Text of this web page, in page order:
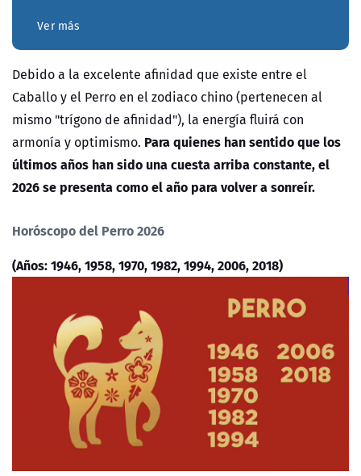
Ver más
Debido a la excelente afinidad que existe entre el
Caballo y el Perro en el zodiaco chino (pertenecen al
mismo "trígono de afinidad"), la energía fluirá con
armonía y optimismo. Para quienes han sentido que los
últimos años han sido una cuesta arriba constante, el
2026 se presenta como el año para volver a sonreír.
Horóscopo del Perro 2026
(Años: 1946, 1958, 1970, 1982, 1994, 2006, 2018)